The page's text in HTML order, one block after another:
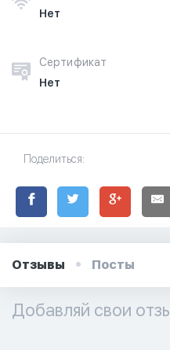
Нет
Сертификат
Нет
Поделиться:
Отзывы Посты
Добавляй свои